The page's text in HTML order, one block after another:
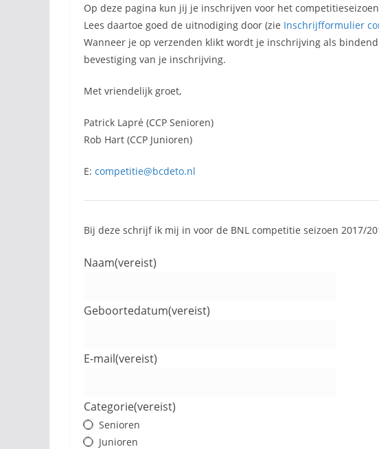
Op deze pagina kun jij je inschrijven voor het
Lees daartoe goed de uitnodiging door (zie Inschrijfformulier
Wanneer je op verzenden klikt wordt je inschrijving als
bevestiging van je inschrijving.
Met vriendelijk groet,
Patrick Lapré (CCP Senioren)
Rob Hart (CCP Junioren)
E: competitie@bcdeto.nl
Bij deze schrijf ik mij in voor de BNL competitie seizoen 2017/
Naam(vereist)
Geboortedatum(vereist)
E-mail(vereist)
Categorie(vereist)
Senioren
Junioren